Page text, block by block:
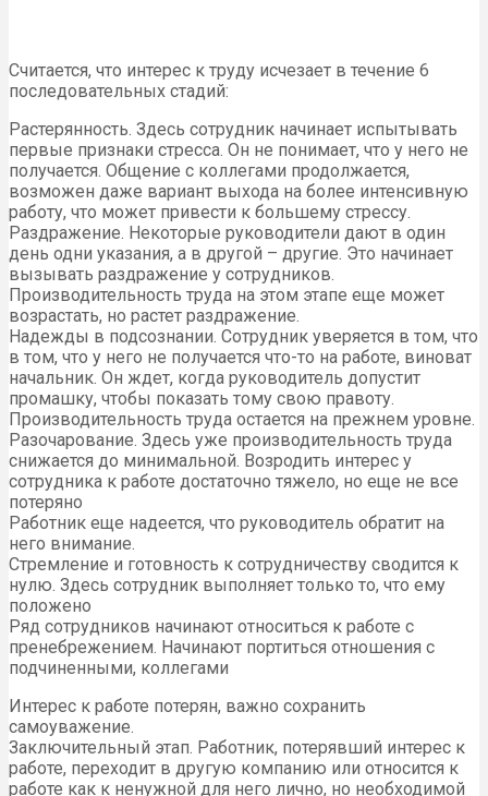
Считается, что интерес к труду исчезает в течение 6
последовательных стадий:
Растерянность. Здесь сотрудник начинает испытывать
первые признаки стресса. Он не понимает, что у него не
получается. Общение с коллегами продолжается,
возможен даже вариант выхода на более интенсивную
работу, что может привести к большему стрессу.
Раздражение. Некоторые руководители дают в один
день одни указания, а в другой – другие. Это начинает
вызывать раздражение у сотрудников.
Производительность труда на этом этапе еще может
возрастать, но растет раздражение.
Надежды в подсознании. Сотрудник уверяется в том, что
в том, что у него не получается что-то на работе, виноват
начальник. Он ждет, когда руководитель допустит
промашку, чтобы показать тому свою правоту.
Производительность труда остается на прежнем уровне.
Разочарование. Здесь уже производительность труда
снижается до минимальной. Возродить интерес у
сотрудника к работе достаточно тяжело, но еще не все
потеряно
Работник еще надеется, что руководитель обратит на
него внимание.
Стремление и готовность к сотрудничеству сводится к
нулю. Здесь сотрудник выполняет только то, что ему
положено
Ряд сотрудников начинают относиться к работе с
пренебрежением. Начинают портиться отношения с
подчиненными, коллегами
Интерес к работе потерян, важно сохранить
самоуважение.
Заключительный этап. Работник, потерявший интерес к
работе, переходит в другую компанию или относится к
работе как к ненужной для него лично, но необходимой